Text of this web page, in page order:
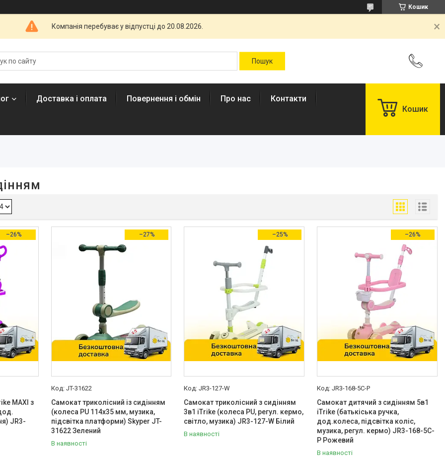
Кошик
Компанія перебуває у відпустці до 20.08.2026.
Доставка і оплата Повернення і обмін Про нас Контакти
Кошик
–26%
MAXI з
JR3-
–27%
JT-31622
Самокат триколісний із сидінням
(колеса PU 114х35 мм, музика,
підсвітка платформи) Skyper JT-
31622 Зелений
В наявності
–25%
JR3-127-W
Самокат триколісний з сидінням
3в1 iTrike (колеса PU, регул. кермо,
світло, музика) JR3-127-W Білий
В наявності
–26%
JR3-168-5С-P
Самокат дитячий з сидінням 5в1
iTrike (батькіська ручка,
дод.колеса, підсвітка коліс,
музика, регул. кермо) JR3-168-5С-
P Рожевий
В наявності